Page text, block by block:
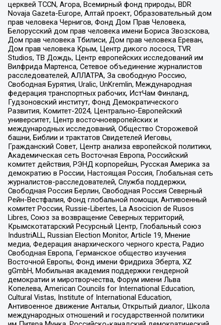
церквей TCCN, Агора, Всемирный фонд природы, BDR
Novaja Gazeta-Europe, Алтай проект, Образовательный дом
прав человека Чернигов, Фонд Дом Прав Человека,
Белорусский дом прав человека имени Бориса Звозскова,
Дом прав человека Тбилиси, Дом прав человека Ереван,
Дом прав человека Крым, Центр дикого лосося, TVR
Studios, ТВ Дождь, Центр европейских исследований им
Вилфрида Мартенса, Сетевое объединение журналистов
расследователей, АЛЛАТРА, За свободную Россию,
Свободная Бурятия, Uralic, UnKremlin, Международная
федерация транспортных рабочих, ИстЧам Финланд,
Гудзоновский институт, Фонд Демократического
Развития, Комитет-2024, Центрально-Европейский
университет, Центр восточноевропейских и
международных исследований, Общество Сторожевой
башни, Библии и трактатов Свидетелей Иеговы,
Гражданский Совет, Центр анализа европейской политики,
Академическая сеть Восточная Европа, Российский
комитет действия, РЭНД корпорейшн, Русская Америка за
демократию в России, Настоящая Россия, Глобальная сеть
журналистов-расследователей, Служба поддержки,
Свободная Россия Берлин, Свободная Россия Северный
Рейн-Вестфалия, Фонд глобальной помощи, Антивоенный
комитет России, Russie-Libertes, La Asocicion de Rusos
Libres, Союз за возвращение Северных территорий,
Крымскотатарский Ресурсный Центр, Глобальный союз
IndustriALL, Russian Election Monitor, Article 19, Мнение
медиа, Федерация анархического черного креста, Радио
Свободная Европа, Германское общество изучения
Восточной Европы, Фонд имени Фридриха Эберта, XZ
gGmbH, Мобильная академия поддержки гендерной
демократии и миротворчества, Форум имени Льва
Копелева, American Councils for International Education,
Cultural Vistas, Institute of International Education,
Антивоенное движение Антальи, Открытый диалог, Школа
международных отношений и государственной политики